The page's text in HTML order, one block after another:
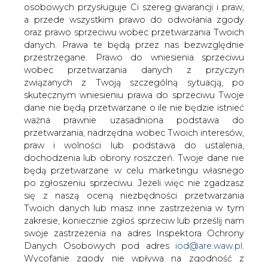
osobowych przysługuje Ci szereg gwarancji i praw,
a przede wszystkim prawo do odwołania zgody
oraz prawo sprzeciwu wobec przetwarzania Twoich
danych. Prawa te będą przez nas bezwzględnie
przestrzegane. Prawo do wniesienia sprzeciwu
wobec przetwarzania danych z przyczyn
związanych z Twoją szczególną sytuacją, po
skutecznym wniesieniu prawa do sprzeciwu Twoje
dane nie będą przetwarzane o ile nie będzie istnieć
ważna prawnie uzasadniona podstawa do
przetwarzania, nadrzędna wobec Twoich interesów,
praw i wolności lub podstawa do ustalenia,
dochodzenia lub obrony roszczeń. Twoje dane nie
będą przetwarzane w celu marketingu własnego
po zgłoszeniu sprzeciwu. Jeżeli więc nie zgadzasz
się z naszą oceną niezbędności przetwarzania
Twoich danych lub masz inne zastrzeżenia w tym
zakresie, koniecznie zgłoś sprzeciw lub prześlij nam
swoje zastrzeżenia na adres Inspektora Ochrony
Danych Osobowych pod adres iod@are.waw.pl
Wycofanie zgody nie wpływa na zgodność z
W siedzibie Izby odbyło się spotkanie
Członków Polskiej Izby Gospodarczej
Energii Odnawialnej, celem którego było
podsumowanie funkcjonowania Izby w
roku bieżącym oraz przyjęcie planu
działań na rok przyszły. Uczestnicy
zostali poinformowani o efektach
działalności Zarządu i biura Izby.
Przyjęto także wstępnie główne kierunki działalności Izby
na rok 2007. Najważniejsze z nich to:
- partnerstwo i współpraca z jednostkami zarządzającymi
i pośredniczącymi dla Priorytetu 10.2 PO Infrastruktura i
Środowisko w pracach nad kryteriami i zasadami wyboru
projektów OZE do finansowania;
- bieżąca współpraca z Rządem w pracach legislacyjnych i
działaniach politycznych dotyczących branży